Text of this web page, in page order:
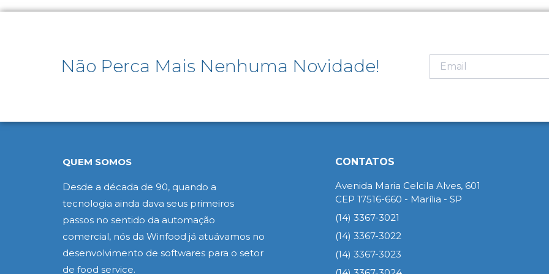
Não Perca Mais Nenhuma Novidade!
QUEM SOMOS
Desde a década de 90, quando a
tecnologia ainda dava seus primeiros
passos no sentido da automação
comercial, nós da Winfood já atuávamos no
desenvolvimento de softwares para o setor
de food service.
CONTATOS
Avenida Maria Celcila Alves, 601
CEP 17516-660 - Marília - SP
(14) 3367-3021
(14) 3367-3022
(14) 3367-3023